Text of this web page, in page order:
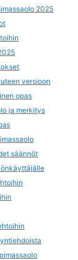
2025
versioon
opas
ja merkitys
säännöt